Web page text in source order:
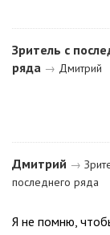
Зритель с
ряда → Дмитрий
Дмитрий →
последнего ряда
Я не помню,